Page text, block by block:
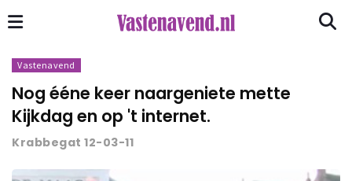
Vastenavend
Nog ééne keer naargeniete mette
Kijkdag en op 't internet.
Krabbegat 12-03-11